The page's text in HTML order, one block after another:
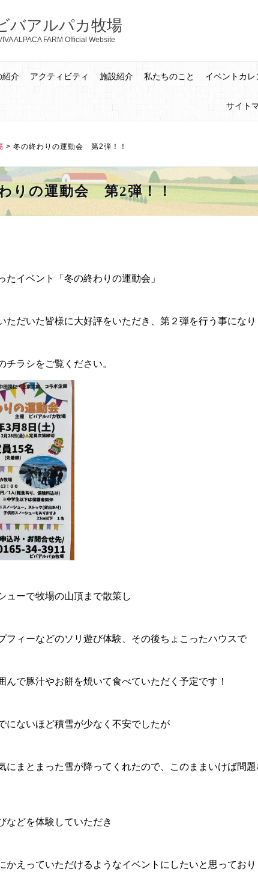
バアルパカ牧場
ALPACA FARM Official Website
紹介 アクティビティ 施設紹介 私たちのこと イベントカレ
サイト
> 冬の終わりの運動会 第2弾！！
りの運動会 第2弾！！
たイベント「冬の終わりの運動会」
ただいた皆様に大好評をいただき、第２弾を行う事になり
チラシをご覧ください。
ューで牧場の山頂まで散策し
フィーなどのソリ遊び体験、その後ちょこったハウスで
んで豚汁やお餅を焼いて食べていただく予定です！
にないほど積雪が少なく不安でしたが
にまとまった雪が降ってくれたので、このままいけば問
などを体験していただき
かえっていただけるようなイベントにしたいと思ってお